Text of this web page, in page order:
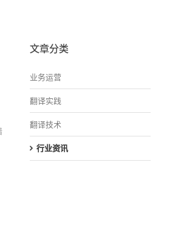
文章分类
业务运营
翻译实践
翻译技术
行业资讯